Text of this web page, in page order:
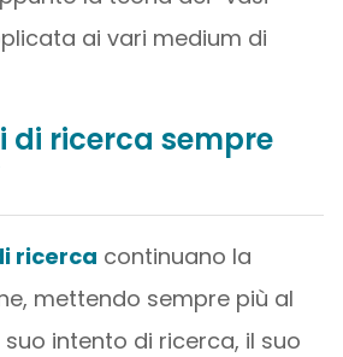
ai vari medium di
di ricerca sempre
ricerca continuano la
mettendo sempre più al
suo intento di ricerca, il suo